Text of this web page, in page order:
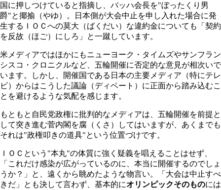
国に押しつけていると指摘し、バッハ会長を"ぼったくり男
爵"と揶揄（やゆ）。日本側が大会中止を申し入れた場合に発
生するＩＯＣへの莫大（ばくだい）な違約金についても「契約
を反故（ほご）にしろ」と一蹴しています。
米メディアではほかにもニューヨーク・タイムズやサンフラン
シスコ・クロニクルなど、五輪開催に否定的な意見が相次いで
います。しかし、開催国である日本の主要メディア（特にテレ
ビ）からはこうした議論（ディベート）に正面から踏み込むこ
とを避けるような気配を感じます。
もともと自民党政権に批判的なメディアは、五輪開催を前提と
して突き進む菅内閣を腐（くさ）してはいますが、あくまでも
それは"政権叩きの道具"という位置づけです。
ＩＯＣという"本丸"の体質に強く疑義を唱えることはせず、
「これだけ感染が広がっているのに、本当に開催するのでしょ
うか？」と、遠くから眺めたような物言い。「大会は中止すべ
きだ」とも決して言わず、基本的にオリンピックそのものには